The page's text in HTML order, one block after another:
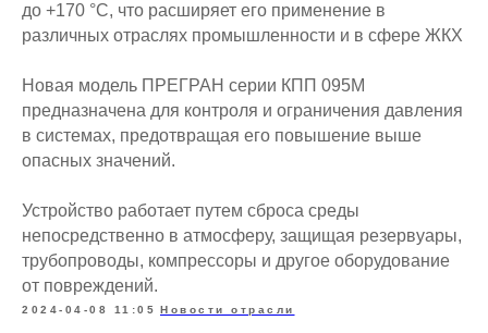
до +170 °C, что расширяет его применение в
различных отраслях промышленности и в сфере ЖКХ
Новая модель ПРЕГРАН серии КПП 095М
предназначена для контроля и ограничения давления
в системах, предотвращая его повышение выше
опасных значений.
Устройство работает путем сброса среды
непосредственно в атмосферу, защищая резервуары,
трубопроводы, компрессоры и другое оборудование
от повреждений.
2024-04-08 11:05 Новости отрасли